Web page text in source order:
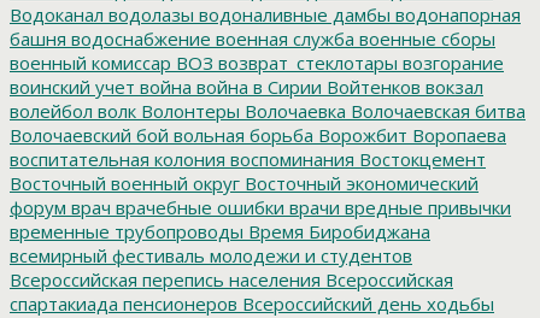
Водоканал водолазы водоналивные дамбы водонапорная
башня водоснабжение военная служба военные сборы
военный комиссар ВОЗ возврат_стеклотары возгорание
воинский учет война война в Сирии Войтенков вокзал
волейбол волк Волонтеры Волочаевка Волочаевская битва
Волочаевский бой вольная борьба Ворожбит Воропаева
воспитательная колония воспоминания Востокцемент
Восточный военный округ Восточный экономический
форум врач врачебные ошибки врачи вредные привычки
временные трубопроводы Время Биробиджана
всемирный фестиваль молодежи и студентов
Всероссийская перепись населения Всероссийская
спартакиада пенсионеров Всероссийский день ходьбы